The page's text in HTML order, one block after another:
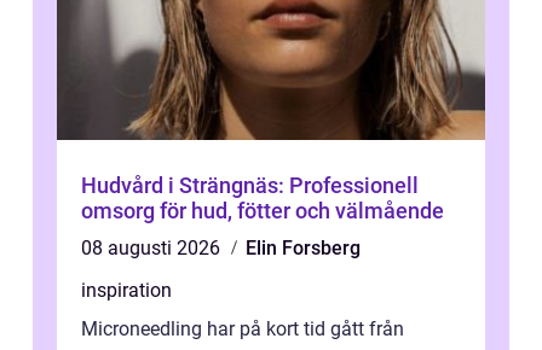
Hudvård i Strängnäs: Professionell
omsorg för hud, fötter och välmående
08 augusti 2026
Elin Forsberg
inspiration
Microneedling har på kort tid gått från